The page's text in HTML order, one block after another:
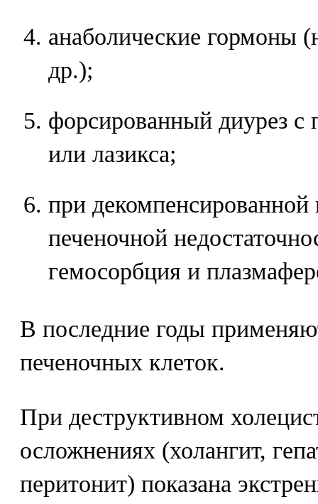
анаболические гормоны
др.);
форсированный диурез
или лазикса;
при
печеночной
гемосорбция и
В последние годы
печеночных клеток.
При деструктивном
осложнениях (холангит,
перитонит) показана